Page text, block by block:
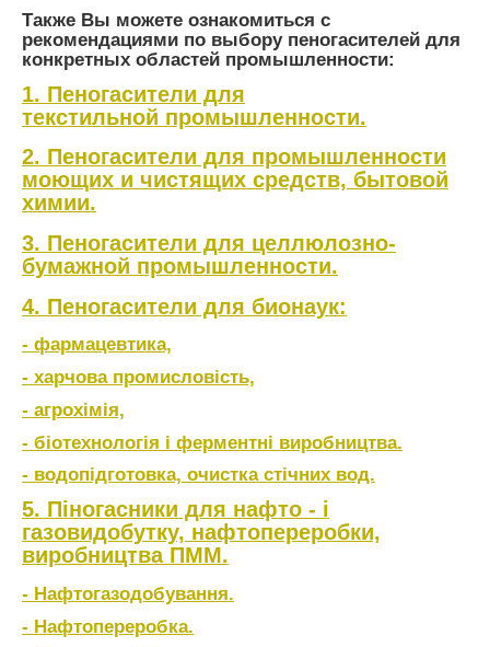
Также Вы можете ознакомиться с
рекомендациями по выбору пеногасителей для
конкретных областей промышленности:
1. Пеногасители для
текстильной промышленности.
2. Пеногасители для промышленности
моющих и чистящих средств, бытовой
химии.
3. Пеногасители для целлюлозно-
бумажной промышленности.
4. Пеногасители для бионаук:
- фармацевтика,
- харчова промисловість,
- агрохімія,
- біотехнологія і ферментні виробництва.
- водопідготовка, очистка стічних вод.
5. Піногасники для нафто - і
газовидобутку, нафтопереробки,
виробництва ПММ.
- Нафтогазодобування.
- Нафтопереробка.